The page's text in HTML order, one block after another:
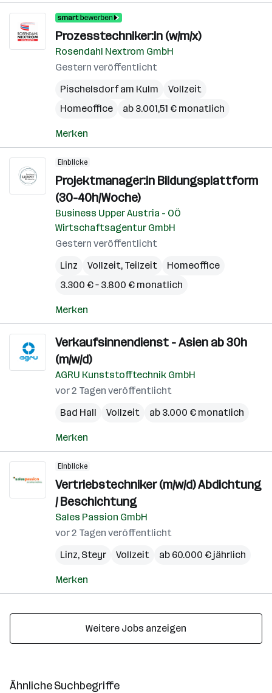
Prozesstechniker:in (w/m/x)
Rosendahl Nextrom GmbH
Gestern veröffentlicht
Pischelsdorf am Kulm
Vollzeit
Homeoffice
ab 3.001,51 € monatlich
Merken
Einblicke
Projektmanager:in Bildungsplattform
(30-40h/Woche)
Business Upper Austria - OÖ
Wirtschaftsagentur GmbH
Gestern veröffentlicht
Linz
Vollzeit, Teilzeit
Homeoffice
3.300 € – 3.800 € monatlich
Merken
Verkaufsinnendienst - Asien ab 30h
(m/w/d)
AGRU Kunststofftechnik GmbH
vor 2 Tagen veröffentlicht
Bad Hall
Vollzeit ab 3.000 € monatlich
Merken
Einblicke
Vertriebstechniker (m/w/d) Abdichtung
/ Beschichtung
Sales Passion GmbH
vor 2 Tagen veröffentlicht
Linz, Steyr Vollzeit ab 60.000 € jährlich
Merken
Weitere Jobs anzeigen
Ähnliche Suchbegriffe